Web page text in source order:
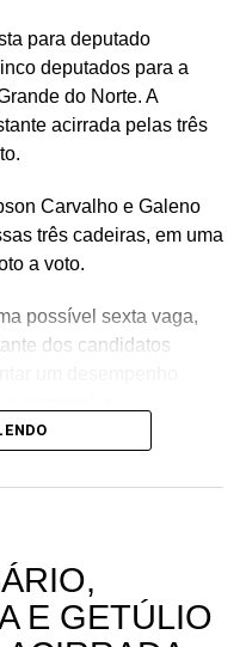
para deputado
deputados para a
do Norte. A
acirrada pelas três
Carvalho e Galeno
três cadeiras, em uma
a voto.
possível sexta vaga,
dos candidatos
e Cinthia, esposa de
Governo do Estado,
viáveis e uma sexta
acima do esperado, a
E GETÚLIO